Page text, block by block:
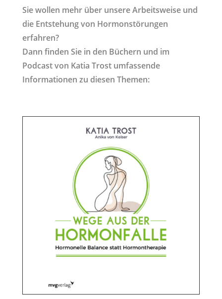
Sie wollen mehr über unsere Arbeitsweise und
die Entstehung von Hormonstörungen
erfahren?
Dann finden Sie in den Büchern und im
Podcast von Katia Trost umfassende
Informationen zu diesen Themen: